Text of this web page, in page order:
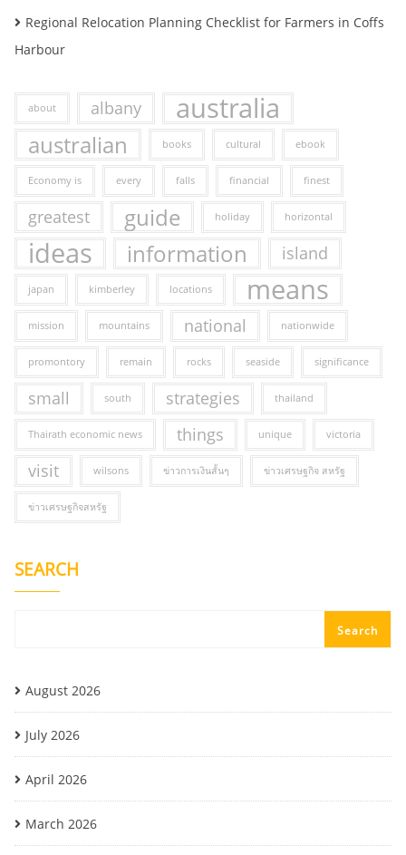
Regional Relocation Planning Checklist for Farmers in Coffs
Harbour
about albany australia
australian books cultural ebook
Economy is every falls financial finest
greatest guide holiday horizontal
ideas information island
japan kimberley locations means
mission mountains national nationwide
promontory remain rocks seaside significance
small south strategies thailand
Thairath economic news things unique victoria
visit wilsons ข่าวการเงินสั้นๆ ข่าวเศรษฐกิจ สหรัฐ
ข่าวเศรษฐกิจสหรัฐ
SEARCH
Search
August 2026
July 2026
April 2026
March 2026